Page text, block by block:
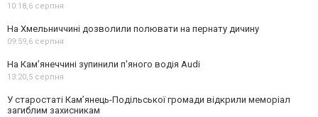
10:18,6 серпня
На Хмельниччині дозволили полювати на пернату дичину
09:59,6 серпня
На Камʼянеччині зупинили п'яного водія Audi
13:20,5 серпня
У старостаті Кам’янець-Подільської громади відкрили меморіал
загиблим захисникам